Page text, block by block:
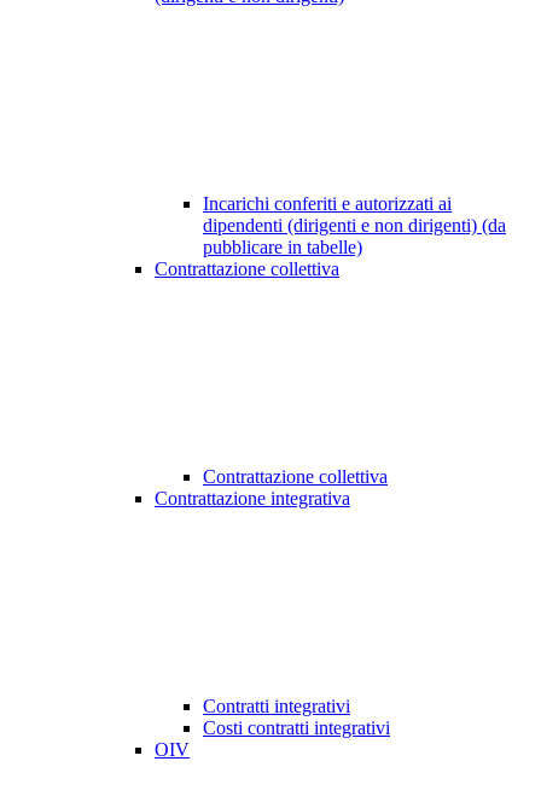
Incarichi conferiti e autorizzati ai
dipendenti (dirigenti e non dirigenti) (da
pubblicare in tabelle)
Contrattazione collettiva
Contrattazione collettiva
Contrattazione integrativa
Contratti integrativi
Costi contratti integrativi
OIV